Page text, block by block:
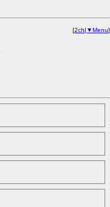
[2ch| ▼Menu]